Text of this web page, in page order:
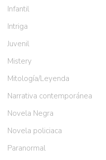
Infantil
Intriga
Juvenil
Mistery
Mitología/Leyenda
Narrativa contemporánea
Novela Negra
Novela policiaca
Paranormal